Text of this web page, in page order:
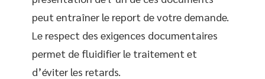
peut entraîner le report de votre demande.
Le respect des exigences documentaires
permet de fluidifier le traitement et
d’éviter les retards.